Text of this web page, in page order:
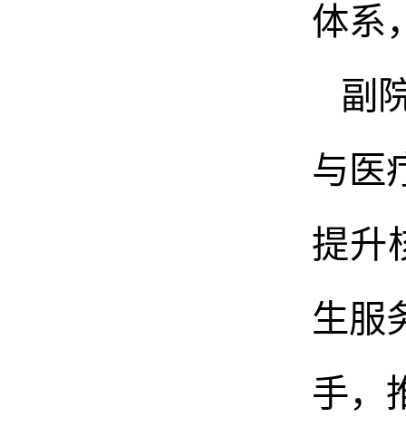
体系
副
与医
提升
生服
手，